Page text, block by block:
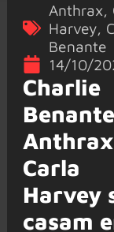
Anthrax,
Harvey,
Benante
14/10/
Charlie
Carla
Harvey
casam